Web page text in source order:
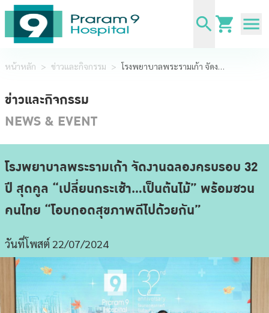
หน้าหลัก > ข่าวและกิจกรรม > โรงพยาบาลพระรามเก้า จัดงานฉลองครบรอบ 32 ปี สุดคูล “เปลี่ยนกระเช้า…เป็นต้นไม้” พร้อมชวนคนไทย “โอบกอดสุขภาพดีไปด้วยกัน”
ข่าวและกิจกรรม
NEWS & EVENT
โรงพยาบาลพระรามเก้า จัดงานฉลองครบรอบ 32
ปี สุดคูล “เปลี่ยนกระเช้า…เป็นต้นไม้” พร้อมชวน
คนไทย “โอบกอดสุขภาพดีไปด้วยกัน”
วันที่โพสต์ 22/07/2024